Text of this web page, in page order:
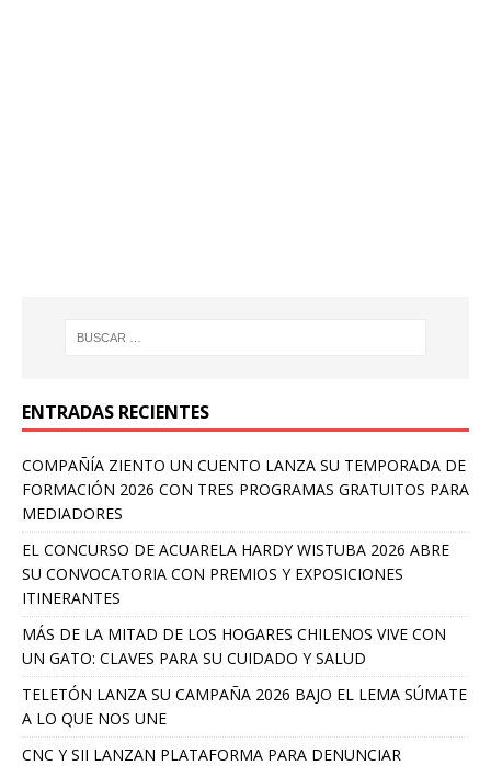
ENTRADAS RECIENTES
COMPAÑÍA ZIENTO UN CUENTO LANZA SU TEMPORADA DE
FORMACIÓN 2026 CON TRES PROGRAMAS GRATUITOS PARA
MEDIADORES
EL CONCURSO DE ACUARELA HARDY WISTUBA 2026 ABRE
SU CONVOCATORIA CON PREMIOS Y EXPOSICIONES
ITINERANTES
MÁS DE LA MITAD DE LOS HOGARES CHILENOS VIVE CON
UN GATO: CLAVES PARA SU CUIDADO Y SALUD
TELETÓN LANZA SU CAMPAÑA 2026 BAJO EL LEMA SÚMATE
A LO QUE NOS UNE
CNC Y SII LANZAN PLATAFORMA PARA DENUNCIAR